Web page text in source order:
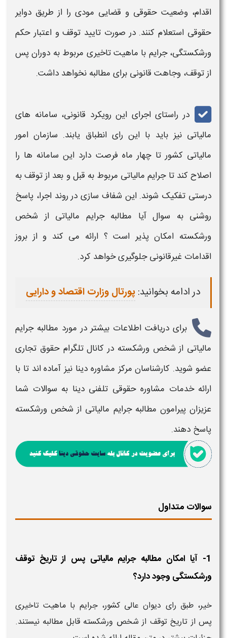
اقدام، وضعیت حقوقی و قضایی مودی را از طریق دوایر
حقوقی استعلام کنند. در صورت تایید توقف و اعتبار حکم
ورشکستگی، جرایم با ماهیت تاخیری مربوط به دوران پس
از توقف، وجاهت قانونی برای مطالبه نخواهد داشت.
در راستای اجرای این رویکرد قانونی، سامانه‌ های
مالیاتی نیز باید با این رای انطباق یابند. سازمان امور
مالیاتی کشور تا چهار ماه فرصت دارد این سامانه‌ ها را
اصلاح کند تا جرایم مالیاتی مربوط به قبل و بعد از توقف به
درستی تفکیک شوند. این شفاف‌ سازی در روند اجرا، پاسخ
روشنی به سوالآیا مطالبه جرایم مالیاتی از شخص
ورشکسته امکان پذیر است ؟ ارائه می‌ کند و از بروز
اقدامات غیرقانونی جلوگیری خواهد کرد.
در ادامه بخوانید:پورتال وزارت اقتصاد و دارایی
برای دریافت اطلاعات بیشتر در مورد مطالبه جرایم
مالیاتی از شخص ورشکسته در کانال تلگرام حقوق تجاری
عضو شوید. کارشناسان مرکز مشاوره دینا نیز آماده اند تا با
ارائه خدمات مشاوره حقوقی تلفنی دینا به سوالات شما
عزیزان پیرامون مطالبه جرایم مالیاتی از شخص ورشکسته
پاسخ دهند.
سوالات متداول
1- آیا امکان مطالبه جرایم مالیاتی پس از تاریخ توقف
ورشکستگی وجود دارد؟
خیر، طبق رای دیوان عالی کشور، جرایم با ماهیت تاخیری
پس از تاریخ توقف از شخص ورشکسته قابل مطالبه نیستند.